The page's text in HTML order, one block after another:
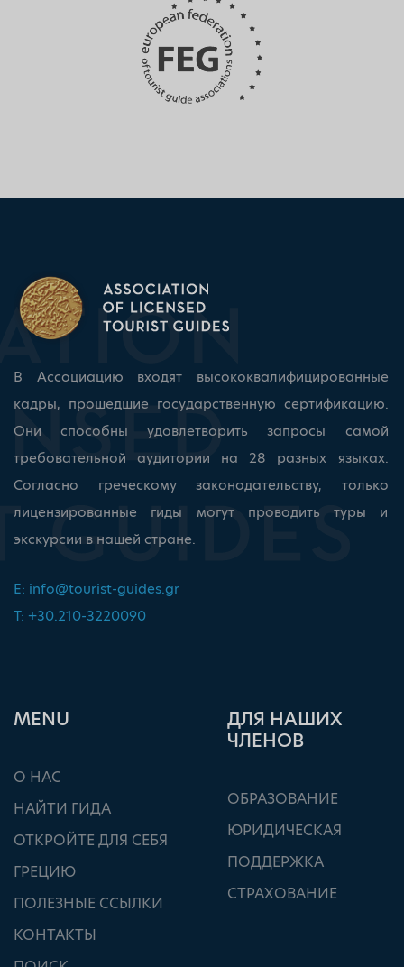
В Ассоциацию входят высококвалифицированные
кадры, прошедшие государственную сертификацию.
Они способны удовлетворить запросы самой
требовательной аудитории на 28 разных языках.
Согласно греческому законодательству, только
лицензированные гиды могут проводить туры и
экскурсии в нашей стране.
E: info@tourist-guides.gr
T: +30.210-3220090
ΜΕΝU
О НАС
НАЙТИ ГИДА
ОТКРОЙТЕ ДЛЯ СЕБЯ
ГРЕЦИЮ
ПОЛЕЗНЫЕ ССЫЛКИ
КОНТАКТЫ
ДЛЯ НАШИХ
ЧЛЕНОВ
ОБРАЗОВАНИЕ
ЮРИДИЧЕСКАЯ
ПОДДЕРЖКА
СТРАХОВАНИЕ